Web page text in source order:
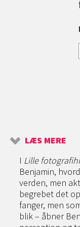
LÆS MERE
I Lille
Benjamin,
verden, men
begrebet det
fanger, men
blik – åbner